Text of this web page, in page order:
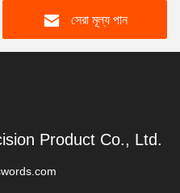
সেরা মূল্য পান
Product Co., Ltd.